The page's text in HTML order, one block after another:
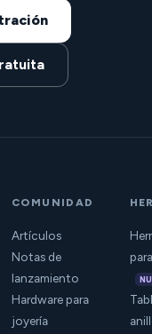
COMUNIDAD
Artículos
Notas de
lanzamiento
Hardware para
joyería